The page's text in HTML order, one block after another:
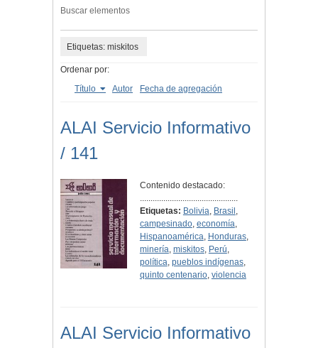
Buscar elementos
Etiquetas: miskitos
Ordenar por:
Título
Autor Fecha de agregación
ALAI Servicio Informativo
/ 141
Contenido destacado:
..............................................
Etiquetas: Bolivia, Brasil ,
campesinado, economía,
Hispanoamérica, Honduras,
minería, miskitos, Perú,
política, pueblos indígenas,
quinto centenario, violencia
ALAI Servicio Informativo